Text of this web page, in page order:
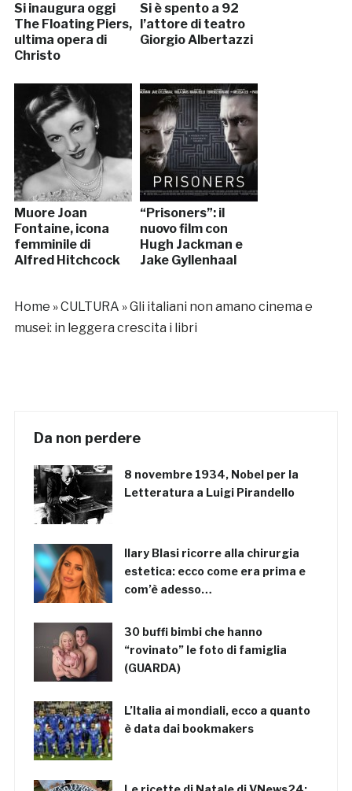
Si inaugura oggi
The Floating Piers,
ultima opera di
Christo
Si è spento a 92
l’attore di teatro
Giorgio Albertazzi
Muore Joan
Fontaine, icona
femminile di
Alfred Hitchcock
“Prisoners”: il
nuovo film con
Hugh Jackman e
Jake Gyllenhaal
Home »CULTURA »Gli italiani non amano cinema e
musei: in leggera crescita i libri
Da non perdere
8 novembre 1934, Nobel per la
Letteratura a Luigi Pirandello
Ilary Blasi ricorre alla chirurgia
estetica: ecco come era prima e
com’è adesso…
30 buffi bimbi che hanno
“rovinato” le foto di famiglia
(GUARDA)
L’Italia ai mondiali, ecco a quanto
è data dai bookmakers